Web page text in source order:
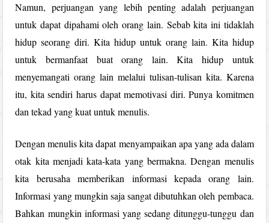
Namun, perjuangan yang lebih penting adalah perjuangan
untuk dapat dipahami oleh orang lain. Sebab kita ini tidaklah
hidup seorang diri. Kita hidup untuk orang lain. Kita hidup
untuk bermanfaat buat orang lain. Kita hidup untuk
menyemangati orang lain melalui tulisan-tulisan kita. Karena
itu, kita sendiri harus dapat memotivasi diri. Punya komitmen
dan tekad yang kuat untuk menulis.
Dengan menulis kita dapat menyampaikan apa yang ada dalam
otak kita menjadi kata-kata yang bermakna. Dengan menulis
kita berusaha memberikan informasi kepada orang lain.
Informasi yang mungkin saja sangat dibutuhkan oleh pembaca.
Bahkan mungkin informasi yang sedang ditunggu-tunggu dan